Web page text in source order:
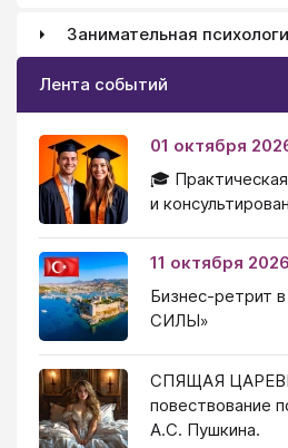
Занимательная
Лента событий
01 октября
🎓
и
11 октября
Бизнес-ретрит
СИЛЫ»
СПЯЩАЯ
повествование
А.С. Пушкина.